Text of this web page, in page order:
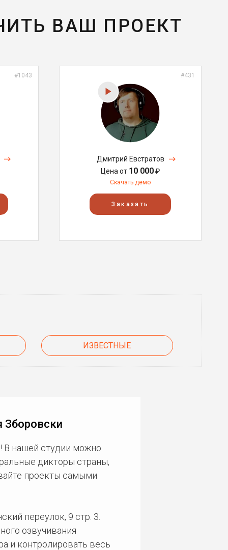
ВАШ ПРОЕКТ
#1043 #431
Дмитрий Евстратов
Цена от 10 000₽
Скачать демо
Заказать
ИЗВЕСТНЫЕ
Зборовски
В нашей студии можно
дикторы страны,
проекты самыми
переулок, 9 стр. 3.
озвучивания
и контролировать весь